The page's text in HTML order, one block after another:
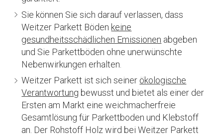
Sie können Sie sich darauf verlassen, dass
Weitzer Parkett Böden keine
gesundheitsschädlichen Emissionen abgeben
und Sie Parkettböden ohne unerwünschte
Nebenwirkungen erhalten.
Weitzer Parkett ist sich seiner ökologische
Verantwortung bewusst und bietet als einer der
Ersten am Markt eine weichmacherfreie
Gesamtlösung für Parkettboden und Klebstoff
an. Der Rohstoff Holz wird bei Weitzer Parkett